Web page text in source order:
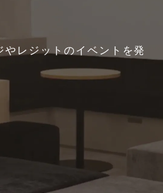
やレジットのイベントを発